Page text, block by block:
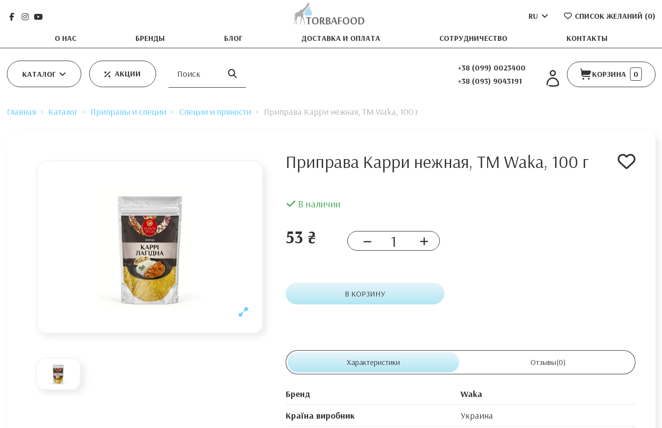
О НАС БРЕНДЫ БЛОГ ДОСТАВКА И ОПЛАТА СОТРУДНИЧЕСТВО КОНТАКТЫ
RU СПИСОК ЖЕЛАНИЙ (0)
КАТАЛОГ АКЦИИ
+38 (099) 0023400
+38 (093) 9043191
КОРЗИНА 0
Главная Каталог Приправы и специи Специи и пряности Приправа Карри нежная, ТМ Waka, 100 г
Приправа Карри нежная, ТМ Waka, 100 г
В наличии
53 ₴
В КОРЗИНУ
Характеристики Отзывы(0)
Бренд
Waka
Країна виробник
Украина